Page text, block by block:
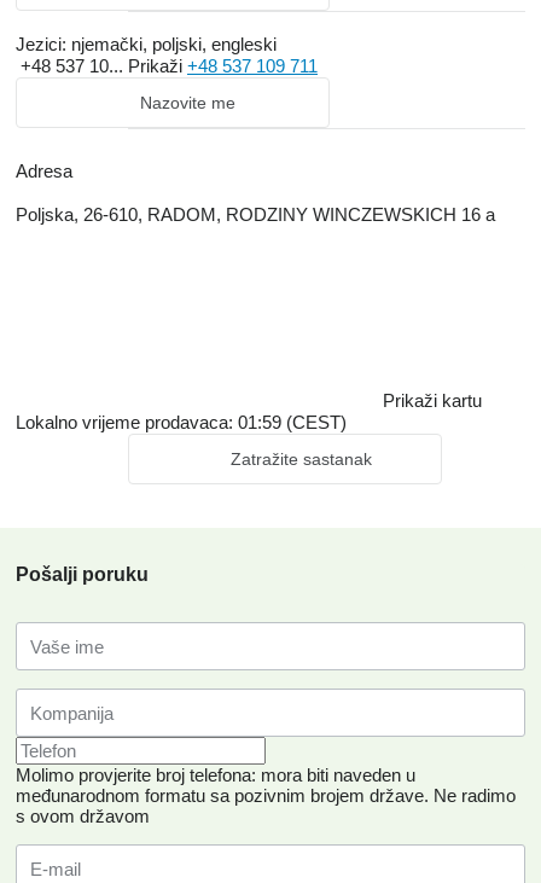
Jezici: njemački, poljski, engleski
+48 537 10... Prikaži +48 537 109 711
Nazovite me
Adresa
Poljska, 26-610, RADOM, RODZINY WINCZEWSKICH 16 a
Prikaži kartu
Lokalno vrijeme prodavaca: 01:59 (CEST)
Zatražite sastanak
Pošalji poruku
Molimo provjerite broj telefona: mora biti naveden u
međunarodnom formatu sa pozivnim brojem države. Ne radimo
s ovom državom